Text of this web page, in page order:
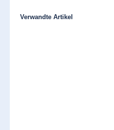
Produktgalerie überspringen
Verwandte Artikel